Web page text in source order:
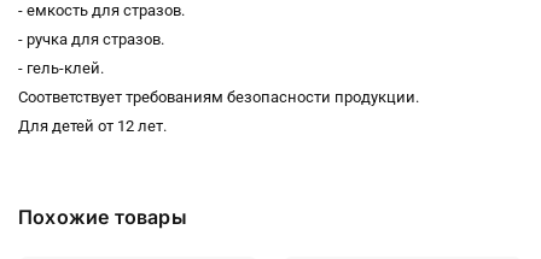
- емкость для стразов.
- ручка для стразов.
- гель-клей.
Соответствует требованиям безопасности продукции.
Для детей от 12 лет.
Похожие товары